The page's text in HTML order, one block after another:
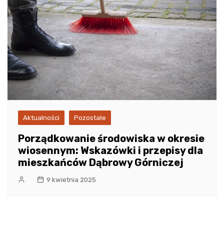
Aktualności Pozostałe
Porządkowanie środowiska w okresie
wiosennym: Wskazówki i przepisy dla
mieszkańców Dąbrowy Górniczej
9 kwietnia 2025